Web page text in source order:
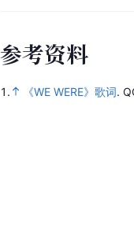
参考资料
1. 《WE WERE》歌词.